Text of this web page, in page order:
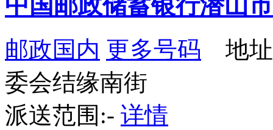
邮政国内 更多号码 地址
委会结缘南街
派送范围:- 详情